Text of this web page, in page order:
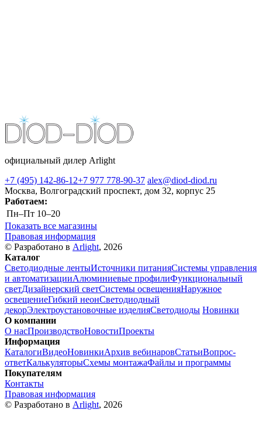
официальный дилер Arlight
+7 (495) 142-86-12+7 977 778-90-37 alex@diod-diod.ru
Москва, Волгоградский проспект, дом 32, корпус 25
Работаем:
Пн–Пт 10–20
Показать все магазины
Правовая информация
© Разработано в Arlight, 2026
Каталог
Светодиодные лентыИсточники питанияСистемы управления
и автоматизацииАлюминиевые профилиФункциональный
светДизайнерский светСистемы освещенияНаружное
освещениеГибкий неонСветодиодный
декорЭлектроустановочные изделияСветодиоды Новинки
О компании
О насПроизводствоНовостиПроекты
Информация
КаталогиВидеоНовинкиАрхив вебинаровСтатьиВопрос-
ответКалькуляторыСхемы монтажаФайлы и программы
Покупателям
Контакты
Правовая информация
© Разработано в Arlight, 2026